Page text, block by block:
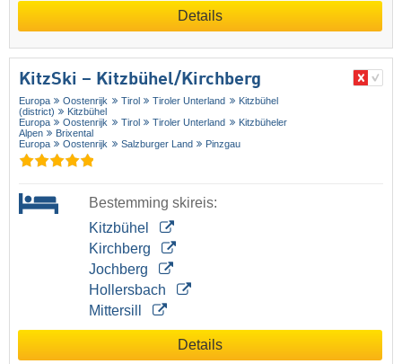
Details
KitzSki – Kitzbühel/​Kirchberg
Europa Oostenrijk Tirol Tiroler Unterland
Kitzbühel
(district)
Kitzbühel
Europa
Oostenrijk Tirol Tiroler Unterland
Kitzbüheler
Alpen
Brixental
Europa
Oostenrijk Salzburger Land Pinzgau
Bestemming skireis:
Kitzbühel
Kirchberg
Jochberg
Hollersbach
Mittersill
Details